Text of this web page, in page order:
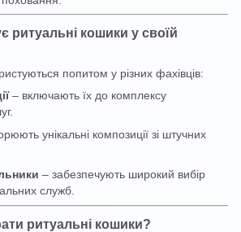
ритуальні кошики у своїй
попитом у різних фахівців:
– включають їх до комплексу
унікальні композиції зі штучних
– забезпечують широкий вибір
служб.
ритуальні кошики?